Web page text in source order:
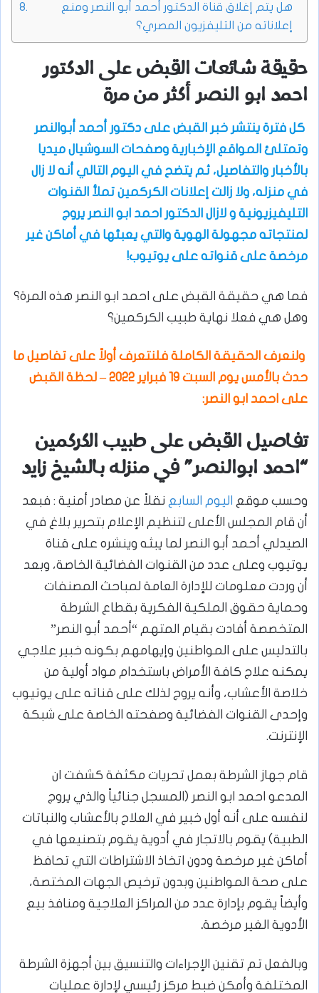
هل يتم إغلاق قناة الدكتور أحمد أبو النصر ومنع
إعلاناته من التليفزيون المصري؟
حقيقة شائعات القبض على الدكتور
احمد ابو النصر أكثر من مرة
كل فترة ينتشر خبر القبض على دكتور أحمد أبوالنصر
وتمتلئ المواقع الإخبارية وصفحات السوشيال ميديا
بالأخبار والتفاصيل، ثم يتضح في اليوم التالي أنه لا زال
في منزله، ولا زالت إعلانات الكركمين تملأ القنوات
التليفيزيونية و لازال الدكتور احمد ابو النصر يروج
لمنتجاته مجهولة الهوية والتي يعبئها في أماكن غير
مرخصة على قنواته على يوتيوب!
فما هي حقيقة القبض على احمد ابو النصر هذه المرة؟
وهل هي فعلا نهاية طبيب الكركمين؟
ولنعرف الحقيقة الكاملة فلنتعرف أولاً على تفاصيل ما
حدث بالأمس يوم السبت 19 فبراير 2022 – لحظة القبض
على احمد ابو النصر:
تفاصيل القبض على طبيب الكركمين
“احمد ابوالنصر” في منزله بالشيخ زايد
وحسب موقع اليوم السابع نقلاً عن مصادر أمنية : فبعد
أن قام المجلس الأعلى لتنظيم الإعلام بتحرير بلاغ في
الصيدلي أحمد أبو النصر لما يبثه وينشره على قناة
يوتيوب وعلى عدد من القنوات الفضائية الخاصة، وبعد
أن وردت معلومات للإدارة العامة لمباحث المصنفات
وحماية حقوق الملكية الفكرية بقطاع الشرطة
المتخصصة أفادت بقيام المتهم “أحمد أبو النصر”
بالتدليس على المواطنين وإيهامهم بكونه خبير علاجي
يمكنه علاج كافة الأمراض باستخدام مواد أولية من
خلاصة الأعشاب، وأنه يروج لذلك على قناته على يوتيوب
وإحدى القنوات الفضائية وصفحته الخاصة على شبكة
الإنترنت.
قام جهاز الشرطة بعمل تحريات مكثفة كشفت ان
المدعو احمد ابو النصر (المسجل جنائياً والذي يروج
لنفسه على أنه أول خبير في العلاج بالأعشاب والنباتات
الطبية) يقوم بالاتجار في أدوية يقوم بتصنيعها في
أماكن غير مرخصة ودون اتخاذ الاشتراطات التي تحافظ
على صحة المواطنين وبدون ترخيص الجهات المختصة،
وأيضاً يقوم بإدارة عدد من المراكز العلاجية ومنافذ بيع
الأدوية الغير مرخصة.
وبالفعل تم تقنين الإجراءات والتنسيق بين أجهزة الشرطة
المختلفة وأمكن ضبط مركز رئيسي لإدارة عمليات